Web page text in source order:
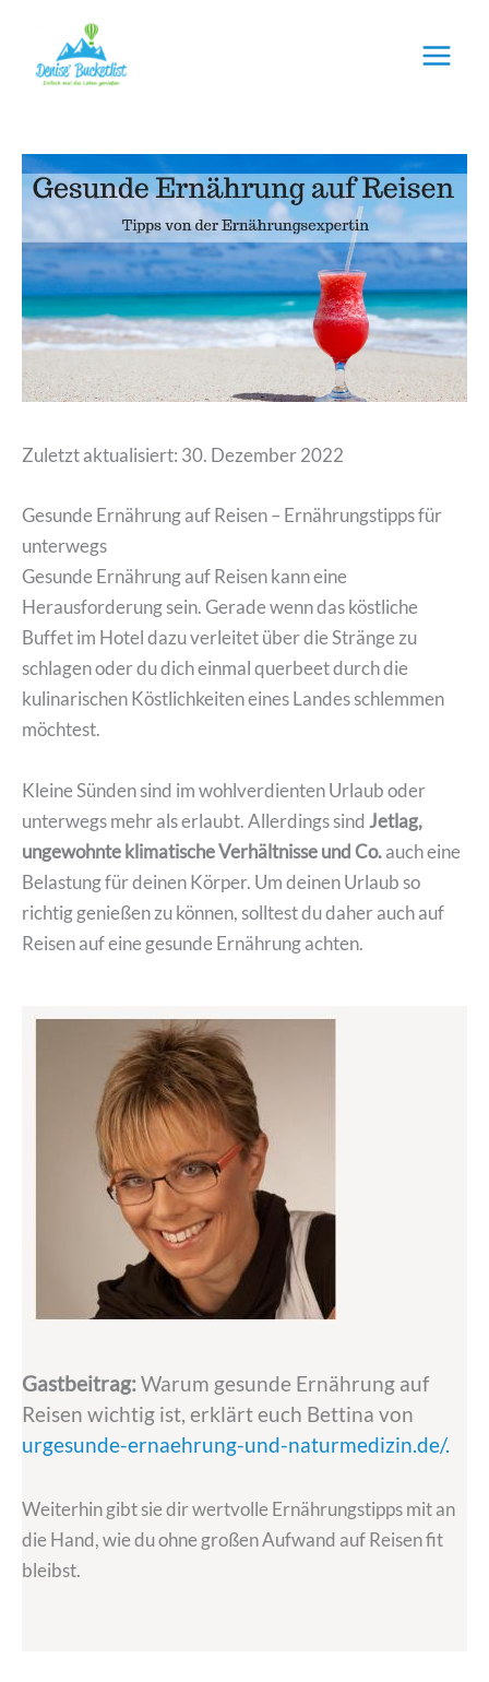
springen
Zuletzt aktualisiert: 30. Dezember 2022
Gesunde Ernährung auf Reisen – Ernährungstipps für
unterwegs
Gesunde Ernährung auf Reisen kann eine
Herausforderung sein. Gerade wenn das köstliche
Buffet im Hotel dazu verleitet über die Stränge zu
schlagen oder du dich einmal querbeet durch die
kulinarischen Köstlichkeiten eines Landes schlemmen
möchtest.
Kleine Sünden sind im wohlverdienten Urlaub oder
unterwegs mehr als erlaubt. Allerdings sindJetlag,
ungewohnte klimatische Verhältnisse und Co.auch eine
Belastung für deinen Körper. Um deinen Urlaub so
richtig genießen zu können, solltest du daher auch auf
Reisen auf eine gesunde Ernährung achten.
Gastbeitrag:Warum gesunde Ernährung auf
Reisen wichtig ist, erklärt euch Bettina von
urgesunde-ernaehrung-und-naturmedizin.de/.
Weiterhin gibt sie dir wertvolle Ernährungstipps mit an
die Hand, wie du ohne großen Aufwand auf Reisen fit
bleibst.